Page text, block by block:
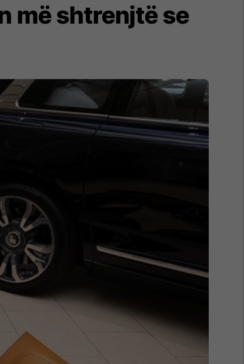
më shtrenjtë se